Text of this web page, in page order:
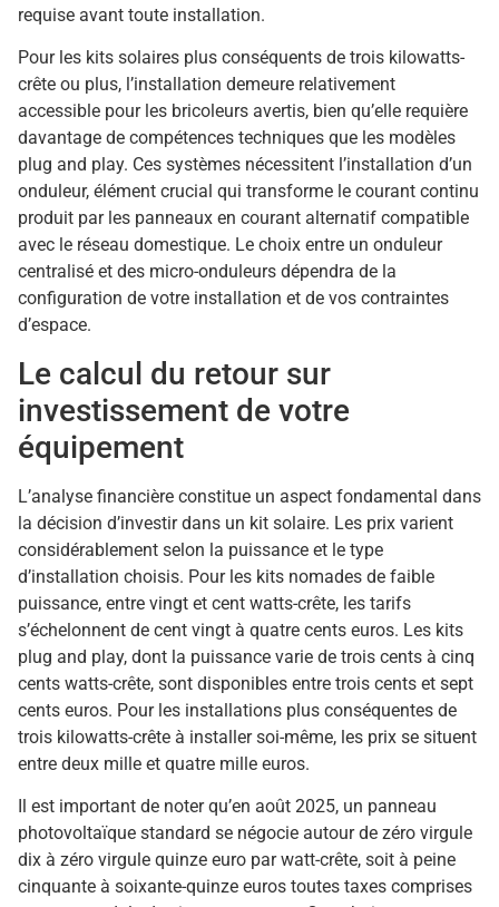
requise avant toute installation.
Pour les kits solaires plus conséquents de trois kilowatts-
crête ou plus, l’installation demeure relativement
accessible pour les bricoleurs avertis, bien qu’elle requière
davantage de compétences techniques que les modèles
plug and play. Ces systèmes nécessitent l’installation d’un
onduleur, élément crucial qui transforme le courant continu
produit par les panneaux en courant alternatif compatible
avec le réseau domestique. Le choix entre un onduleur
centralisé et des micro-onduleurs dépendra de la
configuration de votre installation et de vos contraintes
d’espace.
Le calcul du retour sur
investissement de votre
équipement
L’analyse financière constitue un aspect fondamental dans
la décision d’investir dans un kit solaire. Les prix varient
considérablement selon la puissance et le type
d’installation choisis. Pour les kits nomades de faible
puissance, entre vingt et cent watts-crête, les tarifs
s’échelonnent de cent vingt à quatre cents euros. Les kits
plug and play, dont la puissance varie de trois cents à cinq
cents watts-crête, sont disponibles entre trois cents et sept
cents euros. Pour les installations plus conséquentes de
trois kilowatts-crête à installer soi-même, les prix se situent
entre deux mille et quatre mille euros.
Il est important de noter qu’en août 2025, un panneau
photovoltaïque standard se négocie autour de zéro virgule
dix à zéro virgule quinze euro par watt-crête, soit à peine
cinquante à soixante-quinze euros toutes taxes comprises